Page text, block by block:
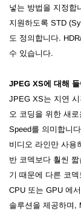
넣는 방법을 지정합
지원하도록 STD
도 정의합니다.
수 있습니다.
JPEG XS에 대해
JPEG XS는 지연
오 코딩을 위한 새
Speed를 의미합니
비디오 라인만 사용
반 코덱보다 훨씬
기 때문에 다른 코
CPU 또는 GPU 에
솔루션을 제공하며,